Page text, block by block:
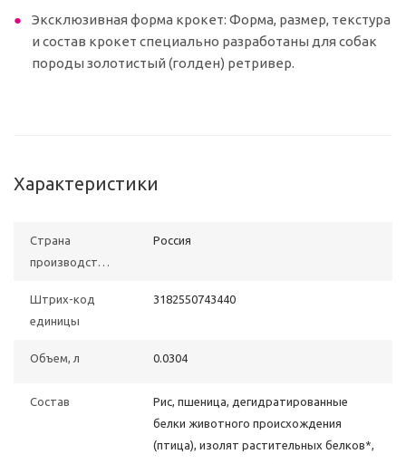
Эксклюзивная форма крокет: Форма, размер, текстура
и состав крокет специально разработаны для собак
породы золотистый (голден) ретривер.
Характеристики
Страна
производства
Poccия
Штрих-код
единицы
3182550743440
Объем, л 0.0304
Состав
Рис, пшеница, дегидратированные
белки животного происхождения
(птица), изолят растительных белков*,